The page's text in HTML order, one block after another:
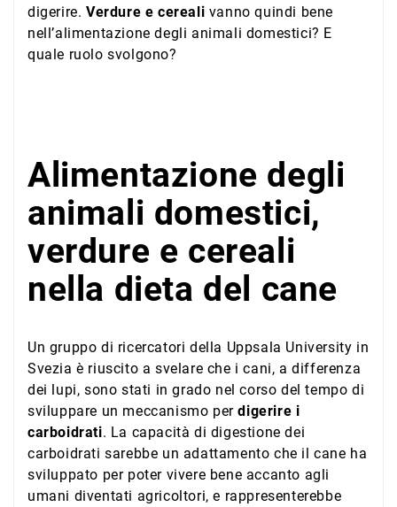
digerire. Verdure e cereali vanno quindi bene
nell’alimentazione degli animali domestici? E
quale ruolo svolgono?
Alimentazione degli
animali domestici,
verdure e cereali
nella dieta del cane
Un gruppo di ricercatori della Uppsala University in
Svezia è riuscito a svelare che i cani, a differenza
dei lupi, sono stati in grado nel corso del tempo di
sviluppare un meccanismo perdigerire i
carboidrati. La capacità di digestione dei
carboidrati sarebbe un adattamento che il cane ha
sviluppato per poter vivere bene accanto agli
umani diventati agricoltori, e rappresenterebbe